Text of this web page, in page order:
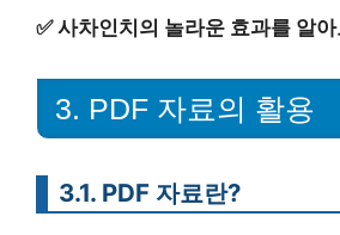
✅사차인치의 놀라운 효과를 알
3. PDF 자료의 활용
3.1. PDF 자료란?